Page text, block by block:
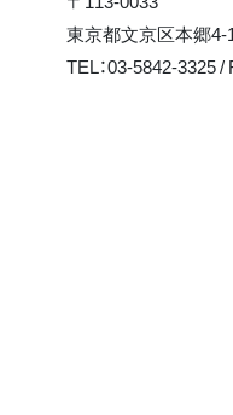
東京都文京区本郷4-
TEL：03-5842-3325 /